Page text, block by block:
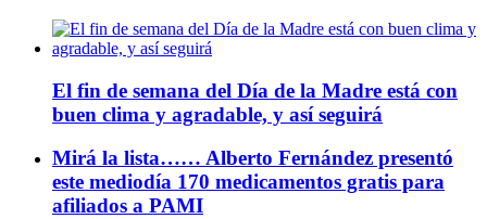
El fin de semana del Día de la Madre está con
buen clima y agradable, y así seguirá
Mirá la lista…… Alberto Fernández presentó
este mediodía 170 medicamentos gratis para
afiliados a PAMI